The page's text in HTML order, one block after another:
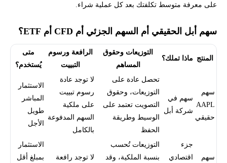
على معرفة متوسط تكلفتك بعد كل عملية شراء.
سهم أبل الحقيقي أم السهم الجزئي أم CFD أم ETF؟
المنتج ماذا تملك؟
التوزيعات وحقوق
المساهم
الرافعة ورسوم
التبييت
متى
يُستخدم؟
سهم
AAPL
حقيقي
سهم في
شركة أبل
تحصل عادة على
التوزيعات، وحقوق
التصويت تعتمد على
الوسيط وطريقة
الحفظ
لا توجد عادة
رسوم تبييت
على ملكية
السهم المدفوعة
بالكامل
الاستثمار
المباشر
طويل
الأجل
سهم
جزء
اقتصادي
التوزيعات تُحسب
بنسبة الملكية، وقد
لا توجد رافعة
الاستثمار
بمبلغ أقل